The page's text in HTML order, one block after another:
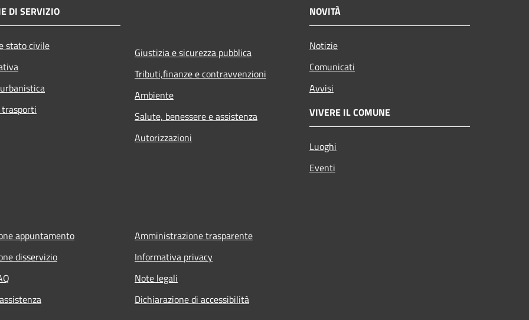
DI SERVIZIO
stato civile
Giustizia e sicurezza pubblica
Tributi,finanze e contravvenzioni
Ambiente
Salute, benessere e assistenza
Autorizzazioni
NOVITÀ
Notizie
Comunicati
Avvisi
VIVERE IL COMUNE
Luoghi
Eventi
appuntamento
disservizio
Amministrazione trasparente
Informativa privacy
Note legali
Dichiarazione di accessibilità